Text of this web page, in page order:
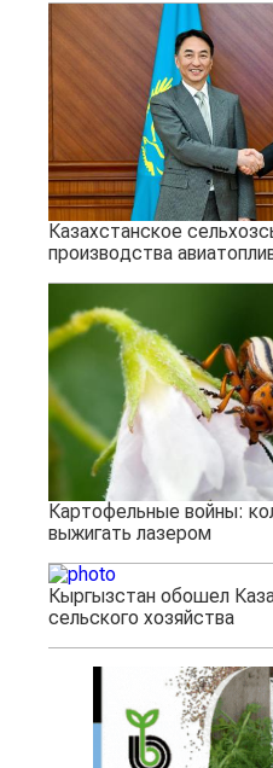
Казахстанское
производства
Картофельные войны:
выжигать лазером
Кыргызстан обошел
сельского хозяйства